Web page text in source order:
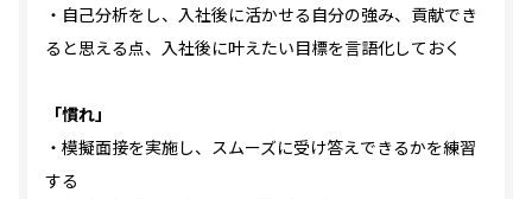
・自己分析をし、入社後に活かせる自分の強み、貢献でき
ると思える点、入社後に叶えたい目標を言語化しておく
「慣れ」
・模擬面接を実施し、スムーズに受け答えできるかを練習
する